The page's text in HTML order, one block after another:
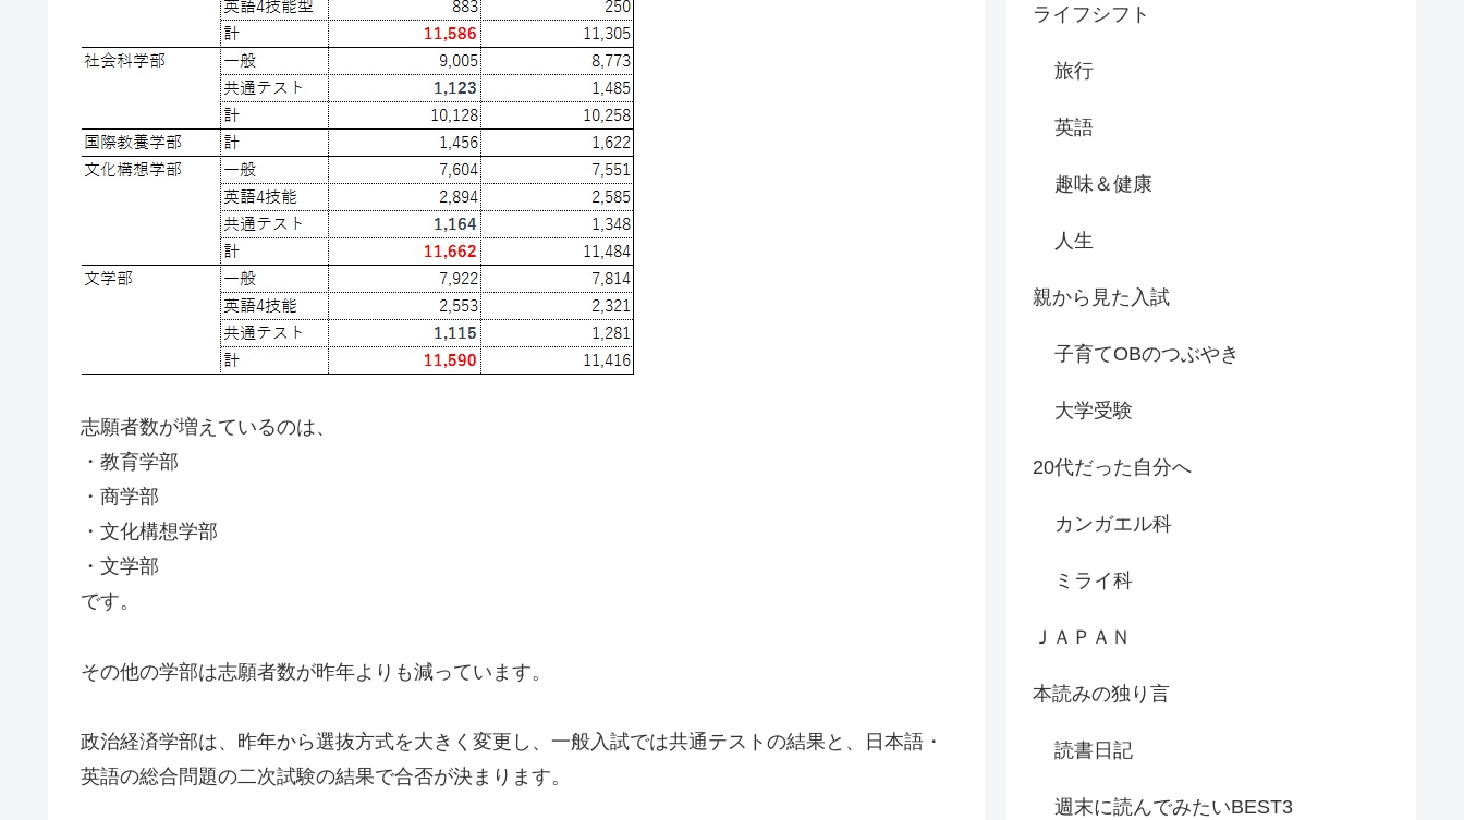
志願者数が増えているのは、
・教育学部
・商学部
・文化構想学部
・文学部
です。
その他の学部は志願者数が昨年よりも減っています。
政治経済学部は、昨年から選抜方式を大きく変更し、一般入試では共通テストの結果と、日本語・
英語の総合問題の二次試験の結果で合否が決まります。
ライフシフト
旅行
英語
趣味＆健康
人生
親から見た入試
子育てOBのつぶやき
大学受験
20代だった自分へ
カンガエル科
ミライ科
ＪＡＰＡＮ
本読みの独り言
読書日記
週末に読んでみたいBEST3